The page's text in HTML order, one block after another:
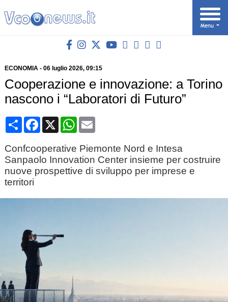
ECONOMIA- 06 luglio 2026, 09:15
Cooperazione e innovazione: a Torino
nascono i “Laboratori di Futuro”
CondividiFacebook
X WhatsApp
Email
Confcooperative Piemonte Nord e Intesa
Sanpaolo Innovation Center insieme per costruire
nuove prospettive di sviluppo per imprese e
territori